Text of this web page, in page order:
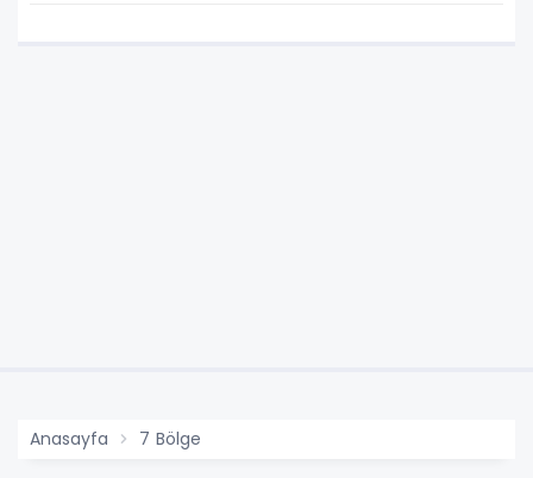
Anasayfa 7 Bölge